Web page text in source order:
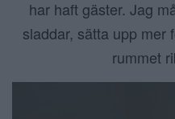
har haft gäster. Jag
sladdar, sätta upp mer
rummet